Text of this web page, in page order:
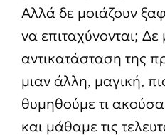
Αλλά δε μοιάζουν
να επιταχύνονται; Δε
αντικατάσταση της
μιαν άλλη, μαγική,
θυμηθούμε τι
και μάθαμε τις